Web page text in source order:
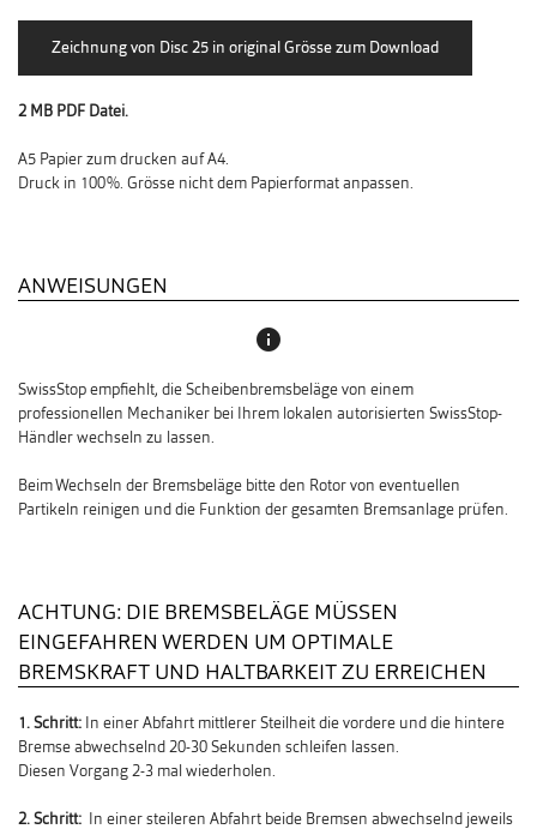
2 MB PDF Datei.
A5 Papier zum drucken auf A4.
Druck in 100%. Grösse nicht dem Papierformat anpassen.
ANWEISUNGEN
info
SwissStop empfiehlt, die Scheibenbremsbeläge von einem
professionellen Mechaniker bei Ihrem lokalen autorisierten SwissStop-
Händler wechseln zu lassen.
Beim Wechseln der Bremsbeläge bitte den Rotor von eventuellen
Partikeln reinigen und die Funktion der gesamten Bremsanlage prüfen.
ACHTUNG: DIE BREMSBELÄGE MÜSSEN
EINGEFAHREN WERDEN UM OPTIMALE
BREMSKRAFT UND HALTBARKEIT ZU ERREICHEN
1. Schritt: In einer Abfahrt mittlerer Steilheit die vordere und die hintere
Bremse abwechselnd 20-30 Sekunden schleifen lassen.
Diesen Vorgang 2-3 mal wiederholen.
2. Schritt: In einer steileren Abfahrt beide Bremsen abwechselnd jeweils